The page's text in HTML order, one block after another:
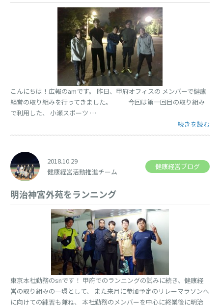
こんにちは！広報のamです。 昨日、甲府オフィスの メンバーで健康
経営の取り組みを行ってきました。 今回は第一回目の取り組み
で利用した、 小瀬スポーツ …
“健康経営活
続きを読む
2018.10.29
健康経営活動推進チーム
健康経営ブログ
明治神宮外苑をランニング
東京本社勤務のsnです！ 甲府でのランニングの試みに続き、健康経
営の取り組みの一環として、 また来月に参加予定のリレーマラソンへ
に向けての練習も兼ね、 本社勤務のメンバーを中心に終業後に明治